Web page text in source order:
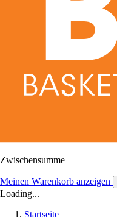
Zwischensumme
Meinen Warenkorb anzeigen
Loading...
Startseite